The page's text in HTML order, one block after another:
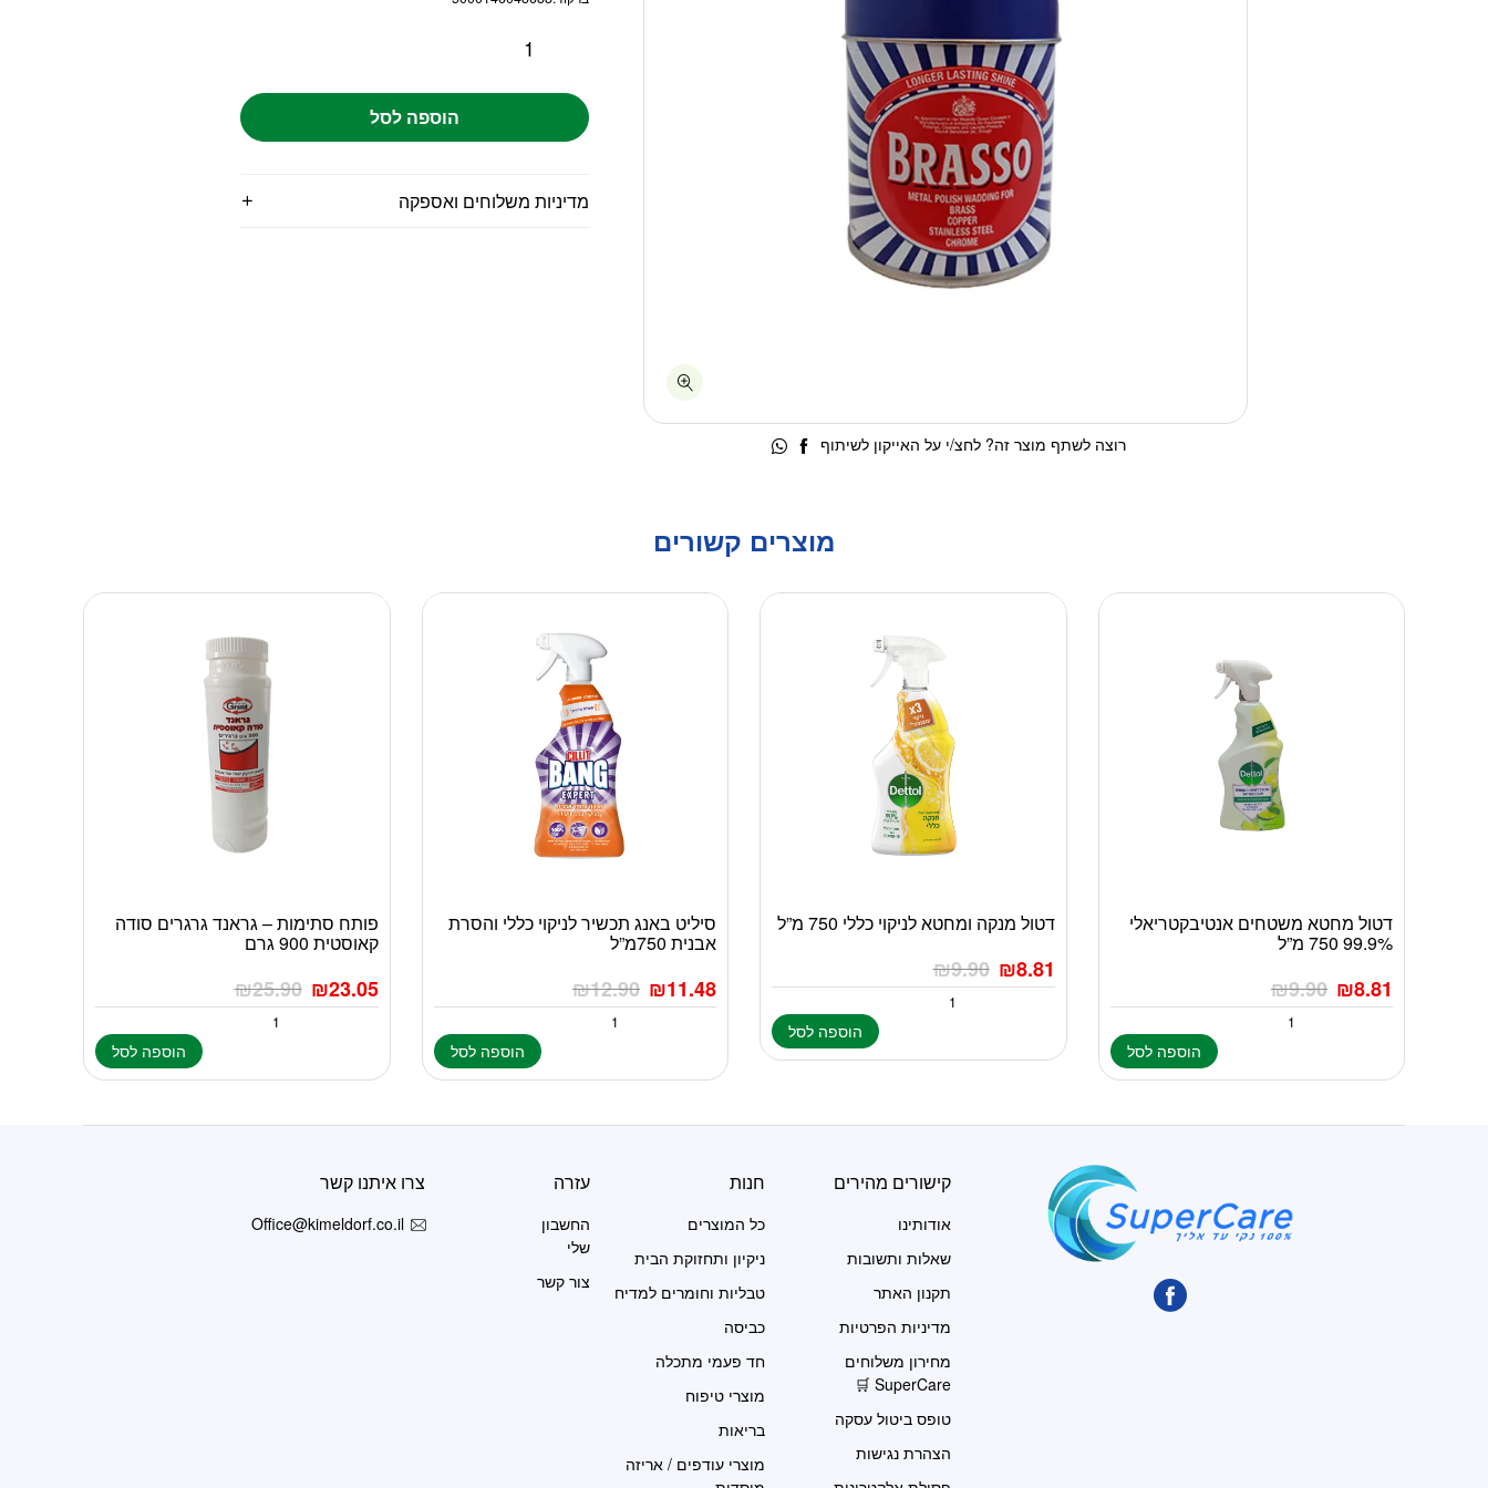
הוספה לסל
מדיניות משלוחים ואספקה
רוצה לשתף מוצר זה? לחצ/י על האייקון לשיתוף
מוצרים קשורים
דטול מחטא משטחים אנטיבקטריאלי
99.9% 750 מ”ל
₪9.90 ₪8.81
הוספה לסל
דטול מנקה ומחטא לניקוי כללי 750 מ”ל
₪9.90 ₪8.81
הוספה לסל
סיליט באנג תכשיר לניקוי כללי והסרת
אבנית 750מ”ל
₪12.90 ₪11.48
הוספה לסל
פותח סתימות – גראנד גרגרים סודה
קאוסטית 900 גרם
₪25.90 ₪23.05
הוספה לסל
קישורים מהירים
אודותינו
שאלות ותשובות
תקנון האתר
מדיניות הפרטיות
מחירון משלוחים
SuperCare 🛒
טופס ביטול עסקה
הצהרת נגישות
חנות
כל המוצרים
ניקיון ותחזוקת הבית
טבליות וחומרים למדיח
כביסה
חד פעמי מתכלה
מוצרי טיפוח
בריאות
מוצרי עודפים / אריזה
עזרה
החשבון
שלי
צור קשר
צרו איתנו קשר
Office@kimeldorf.co.il